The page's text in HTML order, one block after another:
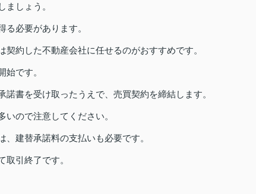
ましょう。
必要があります。
約した不動産会社に任せるのがおすすめです。
始です。
書を受け取ったうえで、売買契約を締結します。
ので注意してください。
建替承諾料の支払いも必要です。
引終了です。